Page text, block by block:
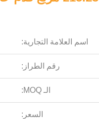
اسم العلامة التجارية:
رقم الطراز:
الـ MOQ:
السعر: